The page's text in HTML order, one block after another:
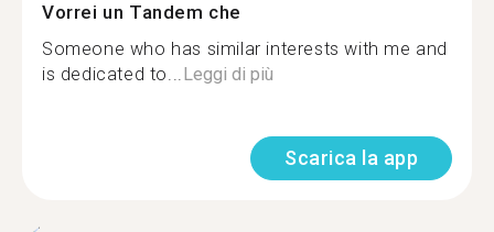
Vorrei un Tandem che
Someone who has similar interests with me and
is dedicated to...Leggi di più
Scarica la app